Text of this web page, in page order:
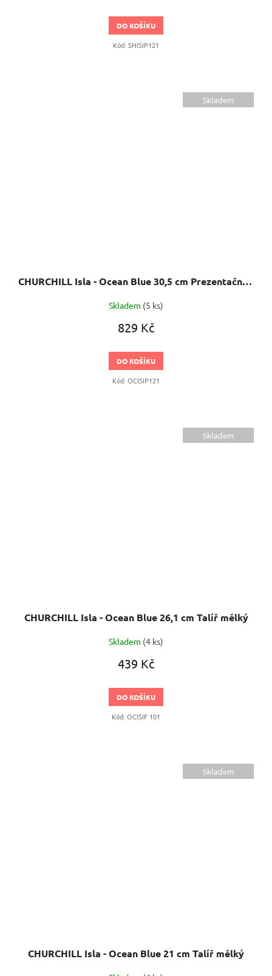
DO KOŠÍKU
Kód: SHISIP121
Skladem
CHURCHILL Isla - Ocean Blue 30,5 cm Prezentační talíř
Skladem (5 ks)
829 Kč
DO KOŠÍKU
Kód: OCISIP121
Skladem
CHURCHILL Isla - Ocean Blue 26,1 cm Talíř mělký
Skladem (4 ks)
439 Kč
DO KOŠÍKU
Kód: OCISIF 101
Skladem
CHURCHILL Isla - Ocean Blue 21 cm Talíř mělký